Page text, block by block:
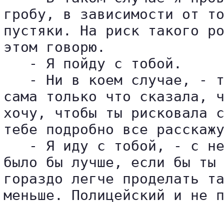
гробу, в зависимости от
пустяки. На риск такого
этом говорю.
   - Я пойду с тобой.
- Ни в коем случае, -
сама только что сказала,
хочу, чтобы ты рисковала
тебе подробно все
- Я иду с тобой, - с
было бы лучше, если бы
гораздо легче проделать
меньше. Полицейский и не